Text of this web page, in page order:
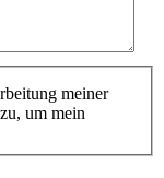
meiner
zu, um mein